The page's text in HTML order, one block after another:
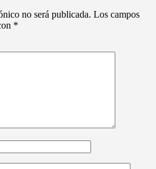
no será publicada. Los campos
*